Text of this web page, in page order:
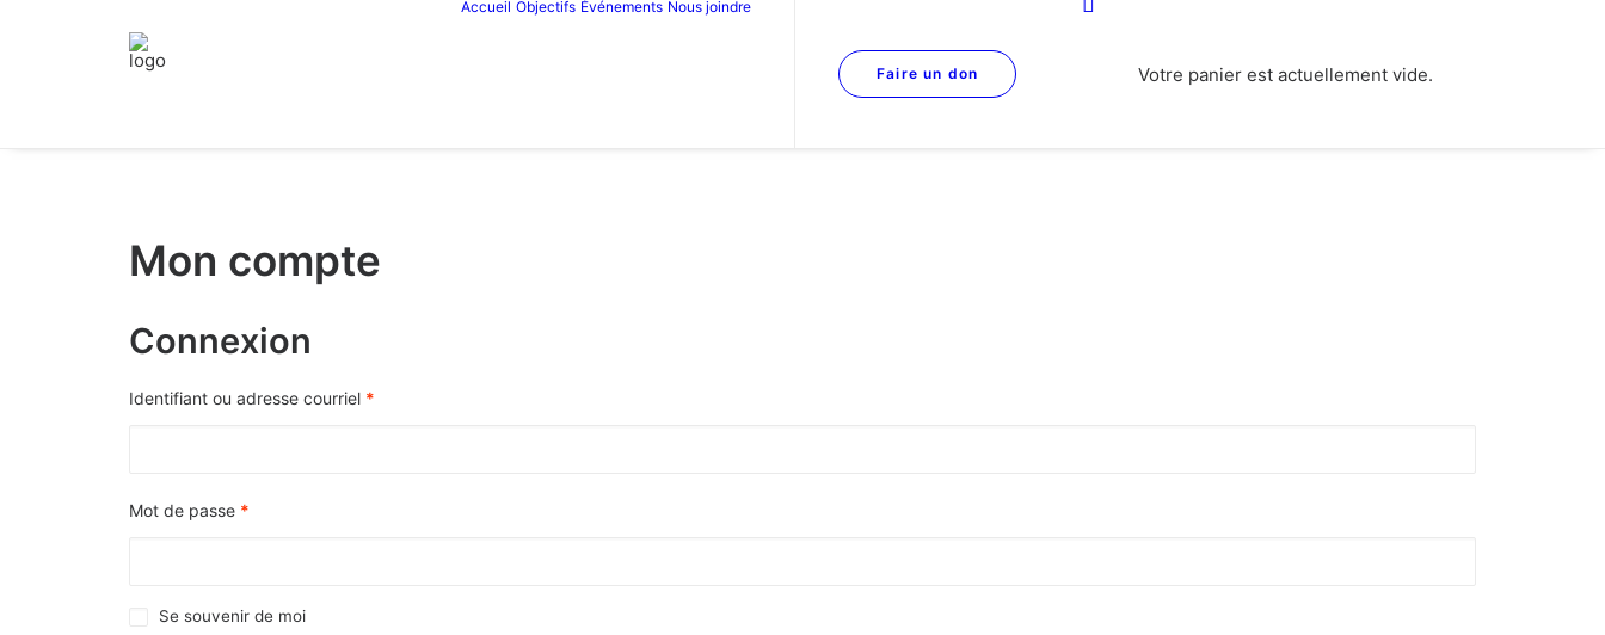
Accueil Objectifs Événements Nous joindre
Faire un don Votre panier est actuellement vide.
Mon compte
Connexion
Identifiant ou adresse courriel *
Mot de passe *
Se souvenir de moi